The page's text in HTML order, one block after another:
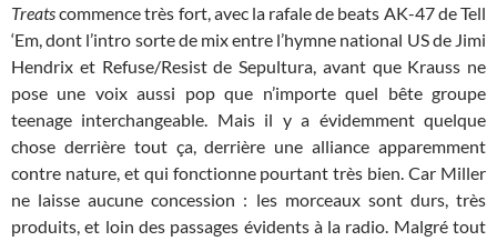
Treatscommence très fort, avec la rafale de beats AK-47 de Tell
‘Em, dont l’intro sorte de mix entre l’hymne national US de Jimi
Hendrix et Refuse/Resist de Sepultura, avant que Krauss ne
pose une voix aussi pop que n’importe quel bête groupe
teenage interchangeable. Mais il y a évidemment quelque
chose derrière tout ça, derrière une alliance apparemment
contre nature, et qui fonctionne pourtant très bien. Car Miller
ne laisse aucune concession : les morceaux sont durs, très
produits, et loin des passages évidents à la radio. Malgré tout